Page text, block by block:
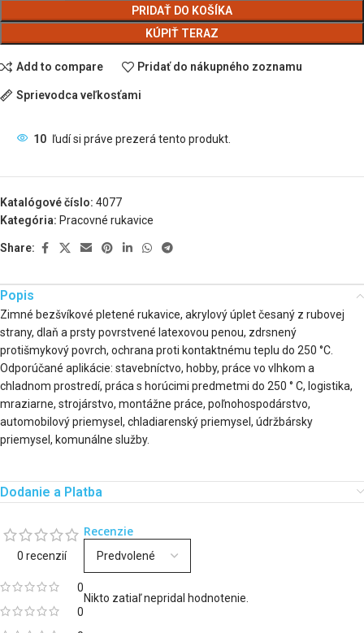
PRIDAŤ DO KOŠÍKA
KÚPIŤ TERAZ
Add to compare Pridať do nákupného zoznamu
Sprievodca veľkosťami
10 ľudí si práve prezerá tento produkt.
Katalógové číslo: 4077
Kategória: Pracovné rukavice
Share:
Popis
Zimné bezšvíkové pletené rukavice, akrylový úplet česaný z rubovej
strany, dlaň a prsty povrstvené latexovou penou, zdrsnený
protišmykový povrch, ochrana proti kontaktnému teplu do 250 °C.
Odporúčané aplikácie: stavebníctvo, hobby, práce vo vlhkom a
chladnom prostredí, práca s horúcimi predmetmi do 250 ° C, logistika,
mraziarne, strojárstvo, montážne práce, poľnohospodárstvo,
automobilový priemysel, chladiarenský priemysel, údržbársky
priemysel, komunálne služby.
Dodanie a Platba
0 recenzií
0
0
Recenzie
Nikto zatiaľ nepridal hodnotenie.